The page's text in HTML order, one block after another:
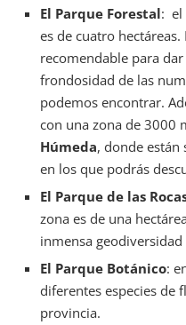
El Parque Forestal: el
es de cuatro
recomendable para
frondosidad de las
podemos encontrar.
con una zona de 3000
Húmeda, donde
en los que podrás
El Parque de las
zona es de una
inmensa
El Parque Botánico:
diferentes especies de
provincia.